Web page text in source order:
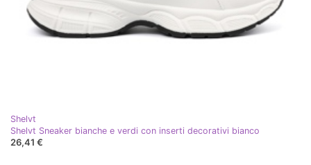
Shelvt
Shelvt Sneaker bianche e verdi con inserti decorativi bianco
26,41 €